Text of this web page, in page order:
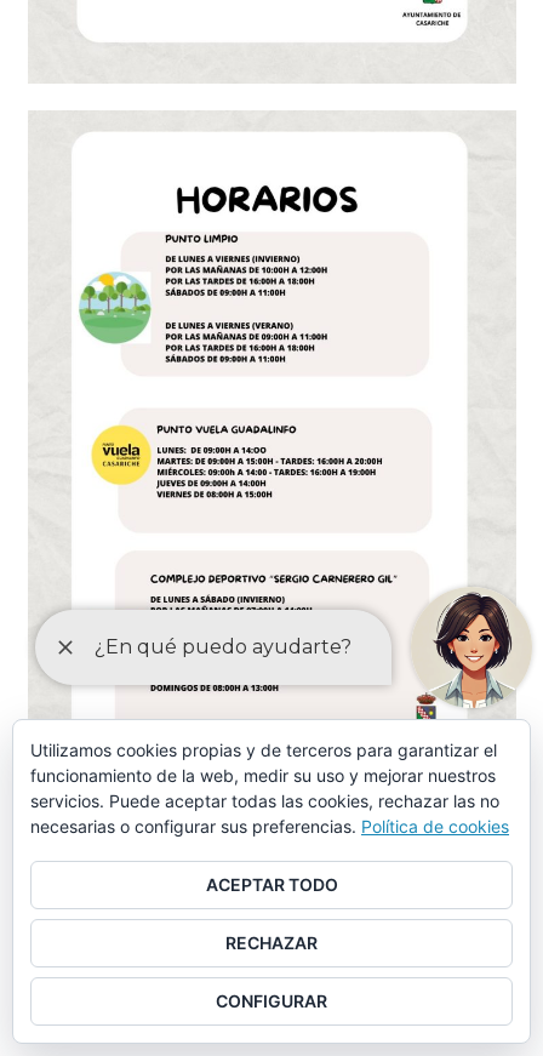
ORDENANZAS MAYO-2024
Ordenanza piscina municipal, instalaciones deportivas y
otros servicios similares (aprobación provisional)
Ordenanza piscina municipal, instalaciones deportivas y
otros servicios similares (tasas)
Utilizamos cookies propias y de terceros para garantizar el
funcionamiento de la web, medir su uso y mejorar nuestros
servicios. Puede aceptar todas las cookies, rechazar las no
necesarias o configurar sus preferencias. Política de cookies
ACEPTAR TODO
RECHAZAR
CONFIGURAR